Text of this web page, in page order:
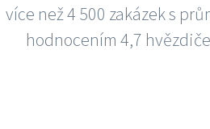
více než 4 500 zakázek s
hodnocením 4,7